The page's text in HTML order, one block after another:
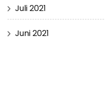
Juli 2021
Juni 2021